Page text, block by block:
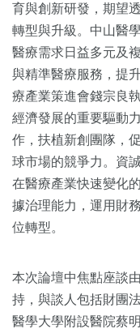
育與創新研發，期望
轉型與升級。中山醫
醫療需求日益多元及
與精準醫療服務，提
療產業策進會錢宗良
經濟發展的重要驅動
作，扶植新創團隊，
球市場的競爭力。資
在醫療產業快速變化
據治理能力，運用財
位轉型。
本次論壇中焦點座談
持，與談人包括財團
醫學大學附設醫院蔡